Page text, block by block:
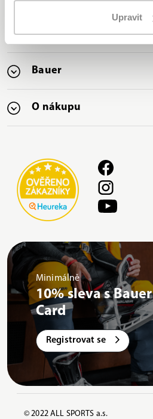
Upravit
značky Bauer na trhu
Bauer
O nákupu
Minimálně
10% sleva s Bauer
Card
Registrovat se
© 2022 ALL SPORTS a.s.